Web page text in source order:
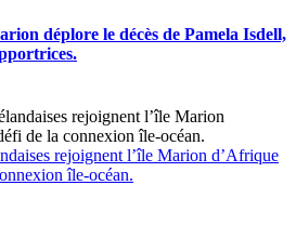
déplore le décès de Pamela Isdell,
rejoignent l’île Marion d’Afrique
île-océan.